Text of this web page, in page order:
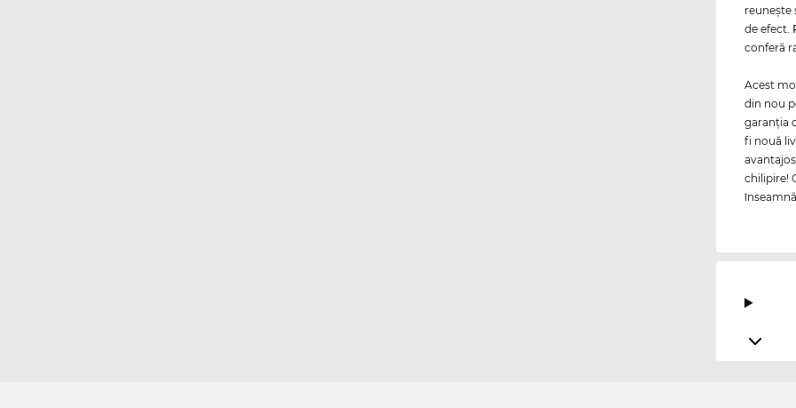
reuneşte
de efect.
conferă
Acest
din nou
garanţia
fi nouă
chilipire!